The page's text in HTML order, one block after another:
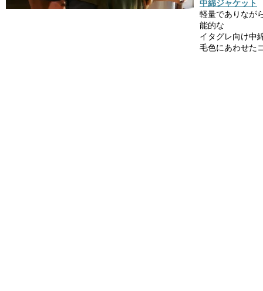
中綿ジャケット
軽量でありなが
能的な
イタグレ向け中
毛色にあわせた